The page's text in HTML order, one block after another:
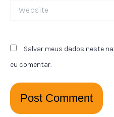
Salvar meus dados neste
eu comentar.